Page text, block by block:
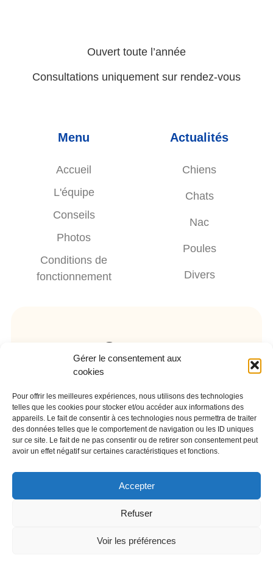
Gérer le consentement aux
cookies
Pour offrir les meilleures expériences, nous utilisons des technologies
telles que les cookies pour stocker et/ou accéder aux informations des
appareils. Le fait de consentir à ces technologies nous permettra de traiter
des données telles que le comportement de navigation ou les ID uniques
sur ce site. Le fait de ne pas consentir ou de retirer son consentement peut
avoir un effet négatif sur certaines caractéristiques et fonctions.
Accepter
Refuser
Voir les préférences
Ouvert toute l’année
Consultations uniquement sur rendez-vous
Menu
Accueil
L'équipe
Conseils
Photos
Conditions de
fonctionnement
Actualités
Chiens
Chats
Nac
Poules
Divers
Contact
cv.carrere@orange.fr
12 bis route d'Arpajon 91650
Breuillet